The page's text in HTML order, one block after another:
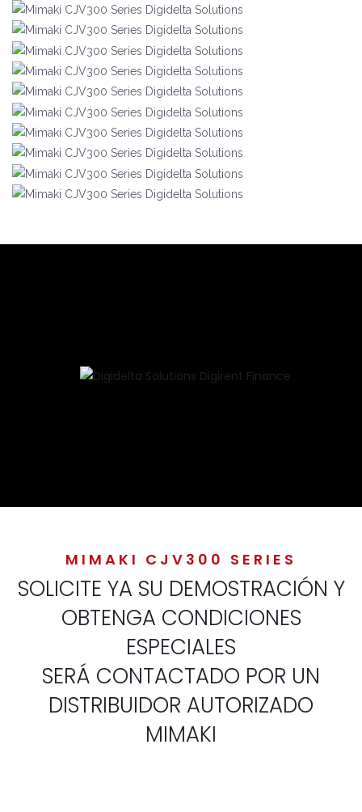
MIMAKI CJV300 SERIES
SOLICITE YA SU DEMOSTRACIÓN Y
OBTENGA CONDICIONES
ESPECIALES
SERÁ CONTACTADO POR UN
DISTRIBUIDOR AUTORIZADO
MIMAKI